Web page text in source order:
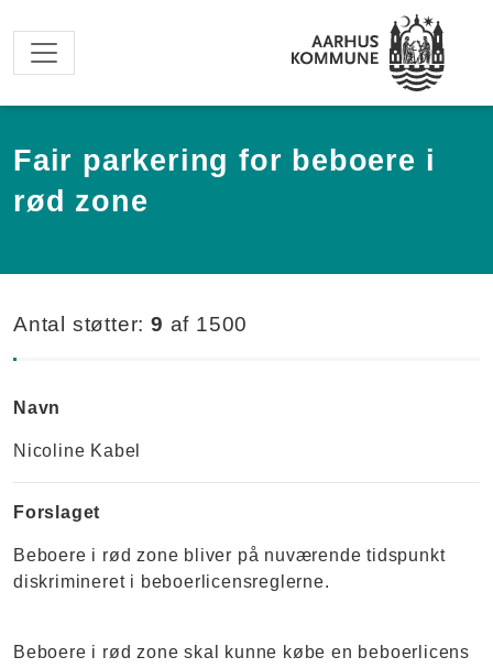
Fair parkering for beboere i
rød zone
Antal støtter: 9 af 1500
Navn
Nicoline Kabel
Forslaget
Beboere i rød zone bliver på nuværende tidspunkt
diskrimineret i beboerlicensreglerne.
Beboere i rød zone skal kunne købe en beboerlicens